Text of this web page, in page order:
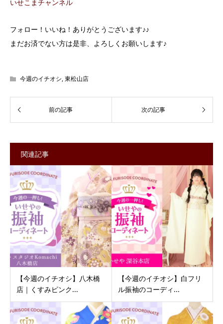
いせこまチャンネル
フォロー！いいね！ありがとうございます♪♪
まだお済でない方は是非、よろしくお願いします♪
今週のイチオシ,東松山店
関連記事
【今週のイチオシ】八木橋
店｜くすみピンク...
【今週のイチオシ】白フリ
ル振袖のコーディ...